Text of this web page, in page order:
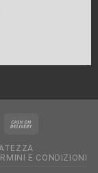
E CONDIZIONI